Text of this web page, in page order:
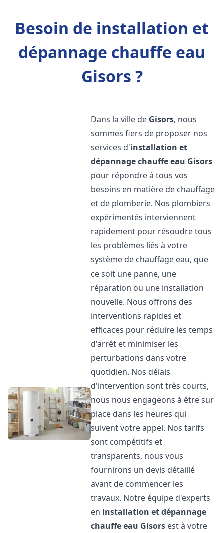
Besoin de installation et
dépannage chauffe eau
Gisors ?
Dans la ville de Gisors, nous
sommes fiers de proposer nos
services d'installation et
dépannage chauffe eau Gisors
pour répondre à tous vos
besoins en matière de chauffage
et de plomberie. Nos plombiers
expérimentés interviennent
rapidement pour résoudre tous
les problèmes liés à votre
système de chauffage eau, que
ce soit une panne, une
réparation ou une installation
nouvelle. Nous offrons des
interventions rapides et
efficaces pour réduire les temps
d'arrêt et minimiser les
perturbations dans votre
quotidien. Nos délais
d'intervention sont très courts,
nous nous engageons à être sur
place dans les heures qui
suivent votre appel. Nos tarifs
sont compétitifs et
transparents, nous vous
fournirons un devis détaillé
avant de commencer les
travaux. Notre équipe d'experts
en installation et dépannage
chauffe eau Gisors est à votre